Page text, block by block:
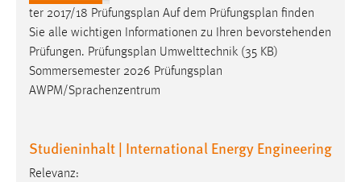
ter 2017/18 Prüfungsplan Auf dem Prüfungsplan finden
Sie alle wichtigen Informationen zu Ihren bevorstehenden
Prüfungen. Prüfungsplan Umwelttechnik (35 KB)
Sommersemester 2026 Prüfungsplan
AWPM/Sprachenzentrum
Studieninhalt | International Energy Engineering
Relevanz:
EXTERNE MEDIEN
Um Inhalte von Videoplattformen und Social Media
Plattformen anzeigen zu können, werden von diesen
externen Medien Cookies gesetzt.